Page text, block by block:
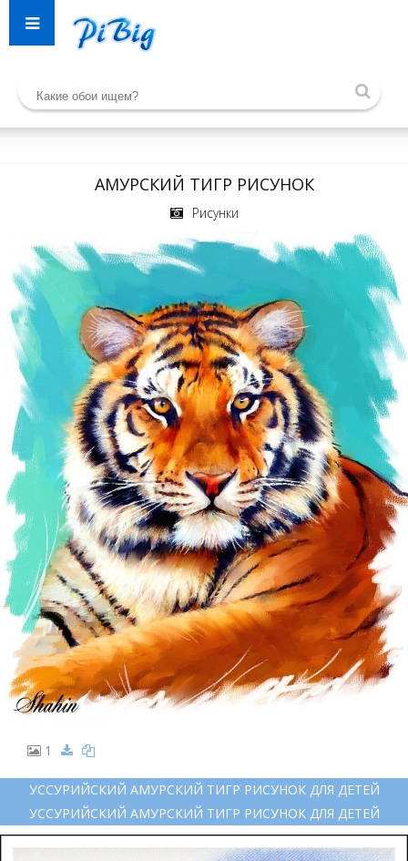
АМУРСКИЙ ТИГР РИСУНОК
Рисунки
1
УССУРИЙСКИЙ АМУРСКИЙ ТИГР РИСУНОК ДЛЯ ДЕТЕЙ
УССУРИЙСКИЙ АМУРСКИЙ ТИГР РИСУНОК ДЛЯ ДЕТЕЙ